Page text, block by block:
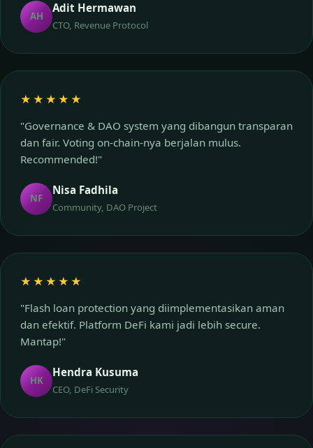
AH
Adit Hermawan
CTO, Revenue Protocol
★★★★★
"Governance & DAO system yang dibangun transparan
dan fair. Voting on-chain-nya berjalan mulus.
Recommended!"
NF
Nisa Fadhila
Community, DAO Project
★★★★★
"Flash loan protection yang diimplementasikan aman
dan efektif. Platform DeFi kami jadi lebih secure.
Mantap!"
HK
Hendra Kusuma
CEO, DeFi Security